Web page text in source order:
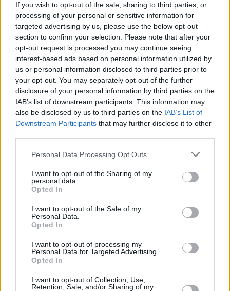
If you wish to opt-out of the sale, sharing to third parties, or
processing of your personal or sensitive information for
targeted advertising by us, please use the below opt-out
section to confirm your selection. Please note that after your
opt-out request is processed you may continue seeing
interest-based ads based on personal information utilized by
us or personal information disclosed to third parties prior to
your opt-out. You may separately opt-out of the further
disclosure of your personal information by third parties on the
IAB’s list of downstream participants. This information may
also be disclosed by us to third parties on the IAB’s List of
Downstream Participants that may further disclose it to other
Personal Data Processing Opt Outs
I want to opt-out of the Sharing of my
personal data.
Opted In
I want to opt-out of the Sale of my
Personal Data.
Opted In
I want to opt-out of processing my
Personal Data for Targeted Advertising.
Opted In
I want to opt-out of Collection, Use,
Retention, Sale, and/or Sharing of my
Brezenknödel
Mittel
Böhmische Erdäpfelknödel
Leicht
Kartoffelknödel aus dem Thermomix
Leicht
Leicht
Nougatknödel
Serviettenknödel
Leicht
Klassischer Semmelknödel